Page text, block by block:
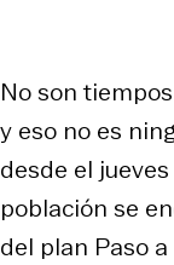
No son
y eso no es
desde el
población se
del plan Paso